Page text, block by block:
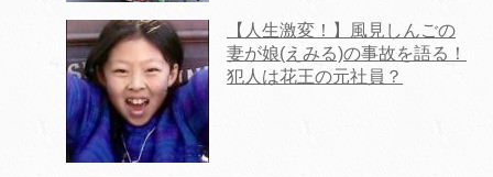
【人生激変！】風見しんごの
妻が娘(えみる)の事故を語る！
犯人は花王の元社員？